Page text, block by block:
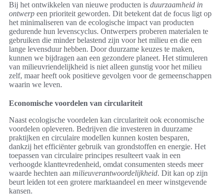
Bij het ontwikkelen van nieuwe producten is duurzaamheid in
ontwerp een prioriteit geworden. Dit betekent dat de focus ligt op
het minimaliseren van de ecologische impact van producten
gedurende hun levenscyclus. Ontwerpers proberen materialen te
gebruiken die minder belastend zijn voor het milieu en die een
lange levensduur hebben. Door duurzame keuzes te maken,
kunnen we bijdragen aan een gezondere planeet. Het stimuleren
van milieuvriendelijkheid is niet alleen gunstig voor het milieu
zelf, maar heeft ook positieve gevolgen voor de gemeenschappen
waarin we leven.
Economische voordelen van circulariteit
Naast ecologische voordelen kan circulariteit ook economische
voordelen opleveren. Bedrijven die investeren in duurzame
praktijken en circulaire modellen kunnen kosten besparen,
dankzij het efficiënter gebruik van grondstoffen en energie. Het
toepassen van circulaire principes resulteert vaak in een
verhoogde klanttevredenheid, omdat consumenten steeds meer
waarde hechten aan milieuverantwoordelijkheid. Dit kan op zijn
beurt leiden tot een grotere marktaandeel en meer winstgevende
kansen.